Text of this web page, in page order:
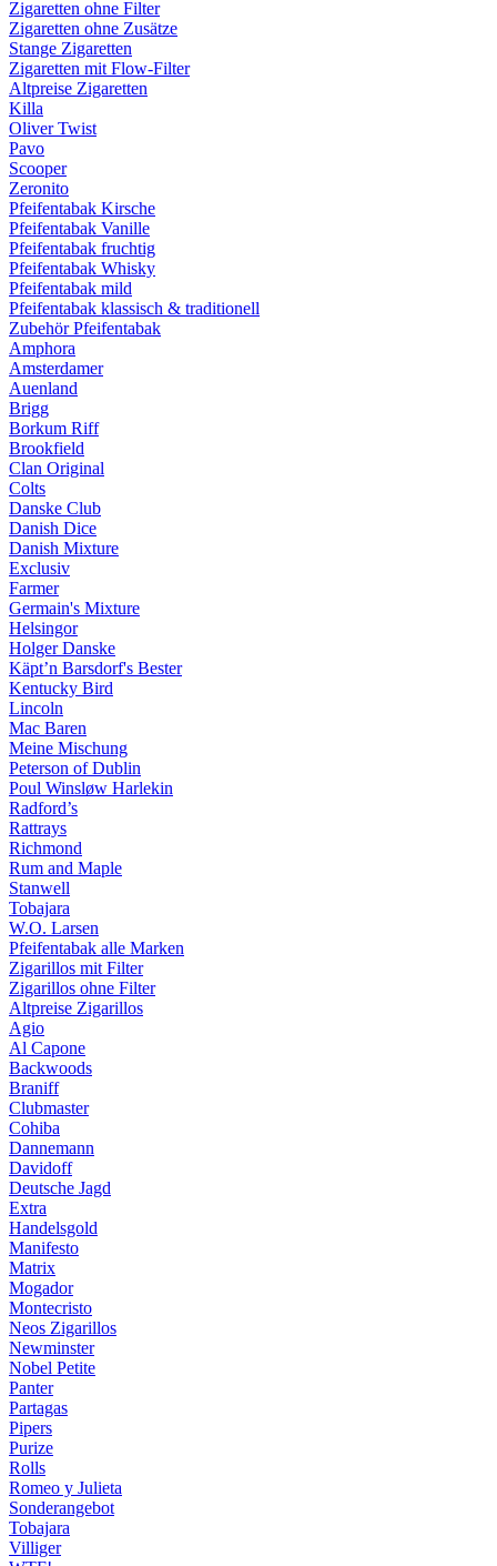
Zigaretten ohne Filter
Zigaretten ohne Zusätze
Stange Zigaretten
Zigaretten mit Flow-Filter
Altpreise Zigaretten
Killa
Oliver Twist
Pavo
Scooper
Zeronito
Pfeifentabak Kirsche
Pfeifentabak Vanille
Pfeifentabak fruchtig
Pfeifentabak Whisky
Pfeifentabak mild
Pfeifentabak klassisch & traditionell
Zubehör Pfeifentabak
Amphora
Amsterdamer
Auenland
Brigg
Borkum Riff
Brookfield
Clan Original
Colts
Danske Club
Danish Dice
Danish Mixture
Exclusiv
Farmer
Germain's Mixture
Helsingor
Holger Danske
Käpt’n Barsdorf's Bester
Kentucky Bird
Lincoln
Mac Baren
Meine Mischung
Peterson of Dublin
Poul Winsløw Harlekin
Radford’s
Rattrays
Richmond
Rum and Maple
Stanwell
Tobajara
W.O. Larsen
Pfeifentabak alle Marken
Zigarillos mit Filter
Zigarillos ohne Filter
Altpreise Zigarillos
Agio
Al Capone
Backwoods
Braniff
Clubmaster
Cohiba
Dannemann
Davidoff
Deutsche Jagd
Extra
Handelsgold
Manifesto
Matrix
Mogador
Montecristo
Neos Zigarillos
Newminster
Nobel Petite
Panter
Partagas
Pipers
Purize
Rolls
Romeo y Julieta
Sonderangebot
Tobajara
Villiger